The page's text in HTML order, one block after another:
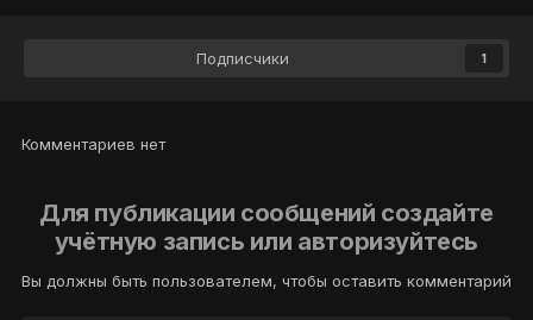
Подписчики 1
Комментариев нет
Для публикации сообщений создайте
учётную запись или авторизуйтесь
Вы должны быть пользователем, чтобы оставить комментарий